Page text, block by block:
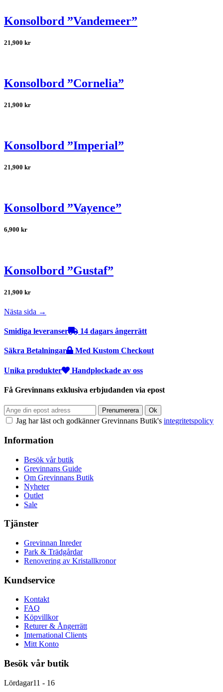
Konsolbord ”Vandemeer”
21,900 kr
Konsolbord ”Cornelia”
21,900 kr
Konsolbord ”Imperial”
21,900 kr
Konsolbord ”Vayence”
6,900 kr
Konsolbord ”Gustaf”
21,900 kr
Nästa sida →
Smidiga leveranser 14 dagars ångerrätt
Säkra Betalningar Med Kustom Checkout
Unika produkter Handplockade av oss
Få Grevinnans exklusiva erbjudanden via epost
Jag har läst och godkänner Grevinnans Butik's integritetspolicy
Information
Besök vår butik
Grevinnans Guide
Om Grevinnans Butik
Nyheter
Outlet
Sale
Tjänster
Grevinnan Inreder
Park & Trädgårdar
Renovering av Kristallkronor
Kundservice
Kontakt
FAQ
Köpvillkor
Returer & Ångerrätt
International Clients
Mitt Konto
Besök vår butik
Lördagar11 - 16